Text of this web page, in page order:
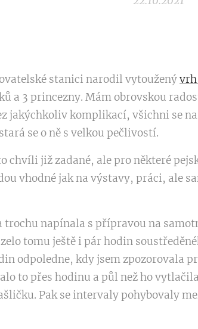
stanici narodil vytoužený
a 3 princezny. Mám obrovskou
jakýchkoliv komplikací, všichni se
se o ně s velkou pečlivostí.
chvíli již zadané, ale pro některé
vhodné jak na výstavy, práci, ale
napínala s přípravou na
tomu ještě i pár hodin
odpoledne, kdy jsem zpozorovala
to přes hodinu a půl než ho
Pak se intervaly pohybovaly